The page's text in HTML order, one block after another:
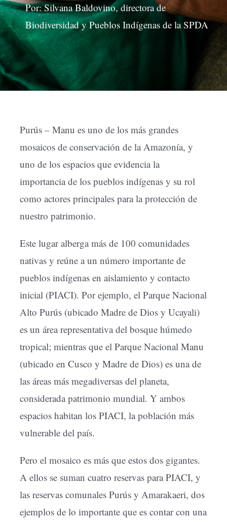
Por: Silvana Baldovino, directora de
Biodiversidad y Pueblos Indígenas de la SPDA
Purús – Manu es uno de los más grandes
mosaicos de conservación de la Amazonía, y
uno de los espacios que evidencia la
importancia de los pueblos indígenas y su rol
como actores principales para la protección de
nuestro patrimonio.
Este lugar alberga más de 100 comunidades
nativas y reúne a un número importante de
pueblos indígenas en aislamiento y contacto
inicial (PIACI). Por ejemplo, el Parque Nacional
Alto Purús (ubicado Madre de Dios y Ucayali)
es un área representativa del bosque húmedo
tropical; mientras que el Parque Nacional Manu
(ubicado en Cusco y Madre de Dios) es una de
las áreas más megadiversas del planeta,
considerada patrimonio mundial. Y ambos
espacios habitan los PIACI, la población más
vulnerable del país.
Pero el mosaico es más que estos dos gigantes.
A ellos se suman cuatro reservas para PIACI, y
las reservas comunales Purús y Amarakaeri, dos
ejemplos de lo importante que es contar con una